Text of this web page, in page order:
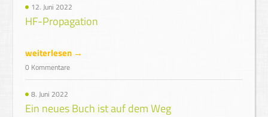
12. Juni 2022
HF-Propagation
weiterlesen →
0 Kommentare
8. Juni 2022
Ein neues Buch ist auf dem Weg